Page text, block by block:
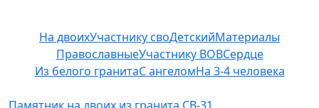
На двоихУчастнику своДетскийМатериалы
ПравославныеУчастнику ВОВСердце
Из белого гранитаС ангеломНа 3-4 человека